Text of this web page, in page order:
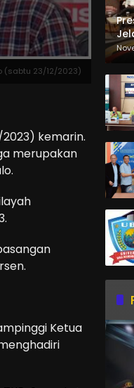
(sabtu 23/12/2023)
2023) kemarin.
merupakan
Ketua